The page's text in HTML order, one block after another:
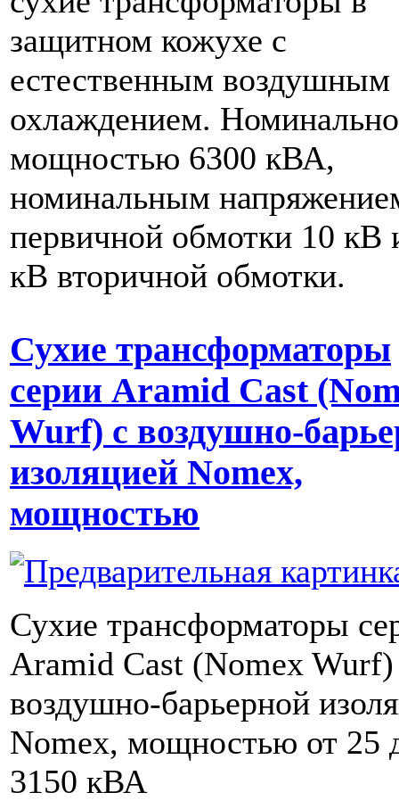
защитном кожухе с
естественным воздушным
охлаждением.
мощностью 6300 кВА,
номинальным
первичной обмотки 10 кВ
кВ вторичной обмотки.
Сухие трансформаторы
серии Aramid Cast
Wurf) с воздушно-
изоляцией Nomex,
мощностью
Сухие трансформаторы
Aramid Cast (Nomex Wurf)
воздушно-барьерной
Nomex, мощностью от 25
3150 кВА